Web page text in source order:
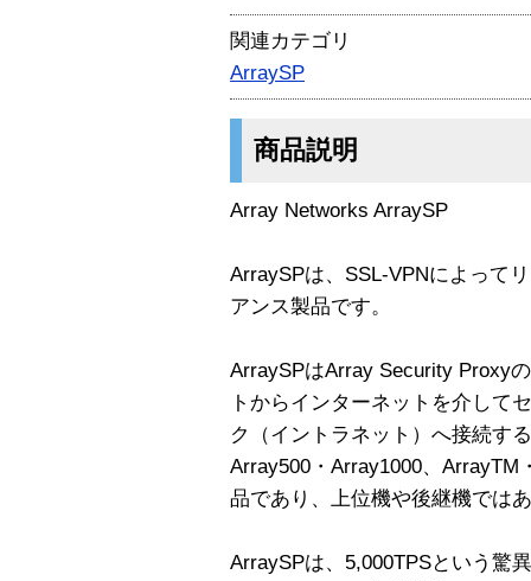
関連カテゴリ
ArraySP
商品説明
Array Networks ArraySP
ArraySPは、SSL-VPNによって
アンス製品です。
ArraySPはArray Security Proxy
トからインターネットを介して
ク（イントラネット）へ接続す
Array500・Array1000、
品であり、上位機や後継機では
ArraySPは、5,000TPSという驚